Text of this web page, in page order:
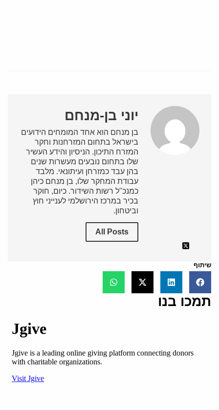
יוני בן-מנחם
בן מנחם הוא אחד המומחים הידועים
בישראל בתחום המזרחנות וחקר
המזרח התיכון. הניסיון והידע העשיר
שלו בתחום נובעים מעשרות שנים
בהן עבד כמזרחן ועיתונאי. מלבד
עבודת המחקר שלו, בן מנחם כיהן
כמנכ"ל רשות השידור. כיום, חוקר
בכיר במרכז הירושלמי לענייני חוץ
וביטחון.
All Posts
שיתוף
תמכו בנו